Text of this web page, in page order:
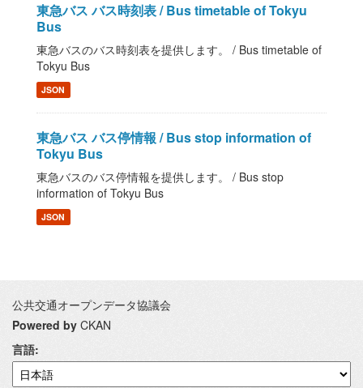
東急バス バス時刻表 / Bus timetable of Tokyu
Bus
東急バスのバス時刻表を提供します。 / Bus timetable of
Tokyu Bus
JSON
東急バス バス停情報 / Bus stop information of
Tokyu Bus
東急バスのバス停情報を提供します。 / Bus stop
information of Tokyu Bus
JSON
公共交通オープンデータ協議会
Powered by CKAN
言語